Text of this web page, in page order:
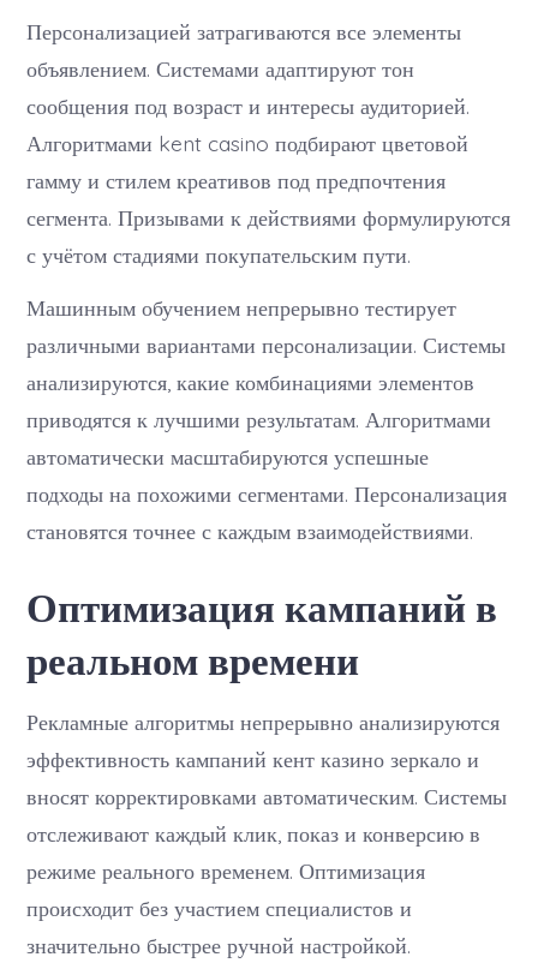
Персонализацией затрагиваются все элементы
объявлением. Системами адаптируют тон
сообщения под возраст и интересы аудиторией.
Алгоритмами kent casino подбирают цветовой
гамму и стилем креативов под предпочтения
сегмента. Призывами к действиями формулируются
с учётом стадиями покупательским пути.
Машинным обучением непрерывно тестирует
различными вариантами персонализации. Системы
анализируются, какие комбинациями элементов
приводятся к лучшими результатам. Алгоритмами
автоматически масштабируются успешные
подходы на похожими сегментами. Персонализация
становятся точнее с каждым взаимодействиями.
Оптимизация кампаний в
реальном времени
Рекламные алгоритмы непрерывно анализируются
эффективность кампаний кент казино зеркало и
вносят корректировками автоматическим. Системы
отслеживают каждый клик, показ и конверсию в
режиме реального временем. Оптимизация
происходит без участием специалистов и
значительно быстрее ручной настройкой.